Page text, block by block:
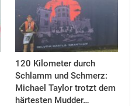
120 Kilometer durch
Schlamm und Schmerz:
Michael Taylor trotzt dem
härtesten Mudder…